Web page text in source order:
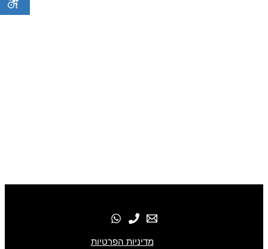
מדיניות הפרטיות